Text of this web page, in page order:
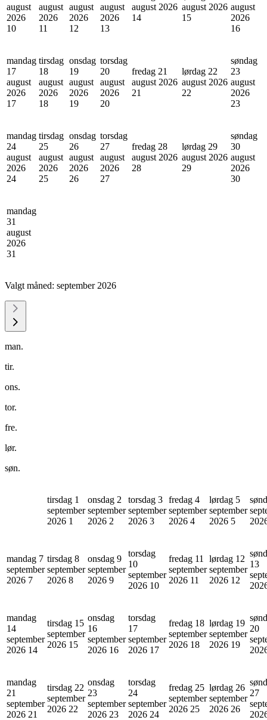
august
2026
10
august
2026
11
august
2026
12
august
2026
13
august 2026
14
august 2026
15
august
2026
16
mandag
17
august
2026
17
tirsdag
18
august
2026
18
onsdag
19
august
2026
19
torsdag
20
august
2026
20
fredag 21
august 2026
21
lørdag 22
august 2026
22
søndag
23
august
2026
23
mandag
24
august
2026
24
tirsdag
25
august
2026
25
onsdag
26
august
2026
26
torsdag
27
august
2026
27
fredag 28
august 2026
28
lørdag 29
august 2026
29
søndag
30
august
2026
30
mandag
31
august
2026
31
Valgt måned: september 2026
man.
tir.
ons.
tor.
fre.
lør.
søn.
tirsdag 1
september
2026 1
onsdag 2
september
2026 2
torsdag 3
september
2026 3
fredag 4
september
2026 4
lørdag 5
september
2026 5
mandag 7
september
2026 7
tirsdag 8
september
2026 8
onsdag 9
september
2026 9
torsdag
10
september
2026 10
fredag 11
september
2026 11
lørdag 12
september
2026 12
13
mandag
14
september
2026 14
tirsdag 15
september
2026 15
onsdag
16
september
2026 16
torsdag
17
september
2026 17
fredag 18
september
2026 18
lørdag 19
september
2026 19
20
mandag
21
september
2026 21
tirsdag 22
september
2026 22
onsdag
23
september
2026 23
torsdag
24
september
2026 24
fredag 25
september
2026 25
lørdag 26
september
2026 26
27